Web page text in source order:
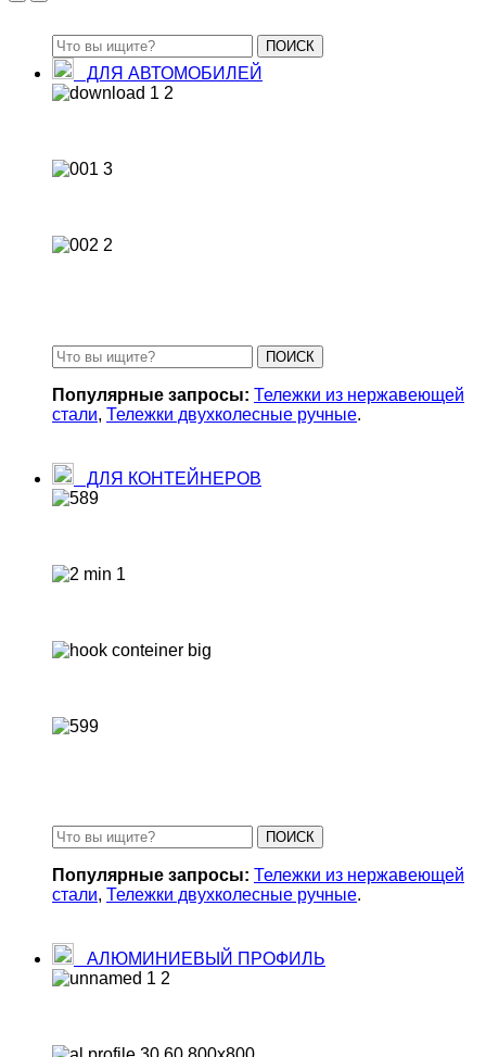
ПОИСК
ДЛЯ АВТОМОБИЛЕЙ
ПОИСК
Популярные запросы: Тележки из нержавеющей
стали, Тележки двухколесные ручные.
ДЛЯ КОНТЕЙНЕРОВ
ПОИСК
Популярные запросы: Тележки из нержавеющей
стали, Тележки двухколесные ручные.
АЛЮМИНИЕВЫЙ ПРОФИЛЬ